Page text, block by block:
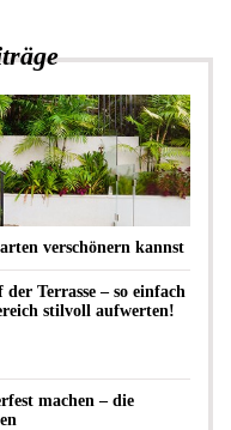
verschönern kannst
Terrasse – so einfach
stilvoll aufwerten!
machen – die